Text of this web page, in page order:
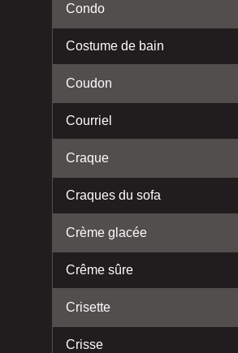
Condo
Costume de bain
Coudon
Courriel
Craque
Craques du sofa
Crème glacée
Crême sûre
Crisette
Crisse